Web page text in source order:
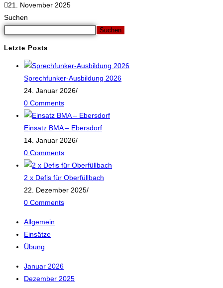
21. November 2025
Suchen
Suchen
Letzte Posts
Sprechfunker-Ausbildung 2026
24. Januar 2026/
0 Comments
Einsatz BMA – Ebersdorf
14. Januar 2026/
0 Comments
2 x Defis für Oberfüllbach
22. Dezember 2025/
0 Comments
Allgemein
Einsätze
Übung
Januar 2026
Dezember 2025